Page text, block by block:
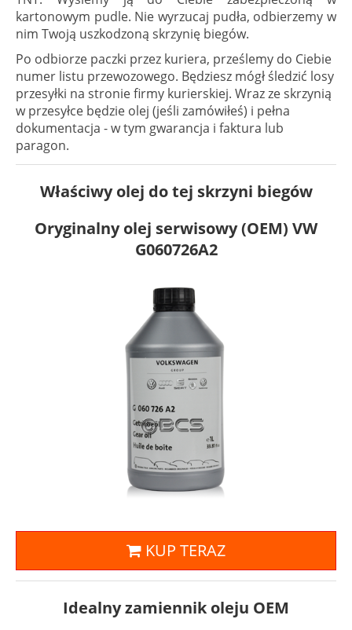
kartonowym pudle. Nie wyrzucaj pudła, odbierzemy w
nim Twoją uszkodzoną skrzynię biegów.
Po odbiorze paczki przez kuriera, prześlemy do Ciebie
numer listu przewozowego. Będziesz mógł śledzić losy
przesyłki na stronie firmy kurierskiej. Wraz ze skrzynią
w przesyłce będzie olej (jeśli zamówiłeś) i pełna
dokumentacja - w tym gwarancja i faktura lub
paragon.
Właściwy olej do tej skrzyni biegów
Oryginalny olej serwisowy (OEM) VW
G060726A2
KUP TERAZ
Idealny zamiennik oleju OEM